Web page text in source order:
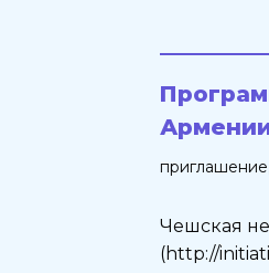
приглашение
Чешская
(http://